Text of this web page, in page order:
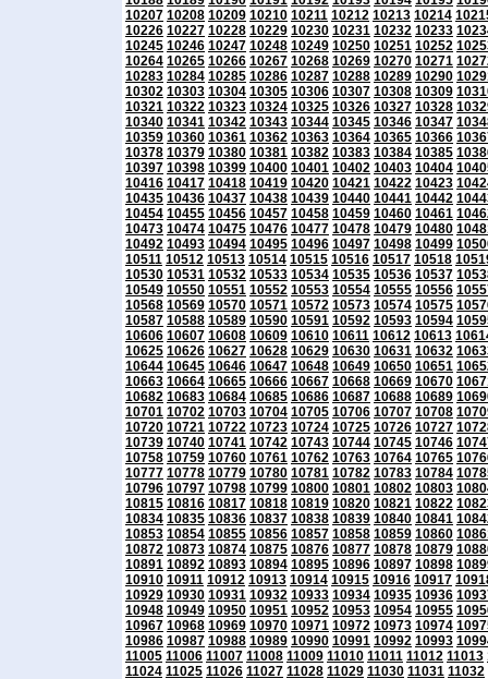
10207 10208 10209 10210 10211 10212 10213 10214
10226 10227 10228 10229 10230 10231 10232 10233
10245 10246 10247 10248 10249 10250 10251 10252
10264 10265 10266 10267 10268 10269 10270 10271
10283 10284 10285 10286 10287 10288 10289 10290
10302 10303 10304 10305 10306 10307 10308 10309
10321 10322 10323 10324 10325 10326 10327 10328
10340 10341 10342 10343 10344 10345 10346 10347
10359 10360 10361 10362 10363 10364 10365 10366
10378 10379 10380 10381 10382 10383 10384 10385
10397 10398 10399 10400 10401 10402 10403 10404
10416 10417 10418 10419 10420 10421 10422 10423
10435 10436 10437 10438 10439 10440 10441 10442
10454 10455 10456 10457 10458 10459 10460 10461
10473 10474 10475 10476 10477 10478 10479 10480
10492 10493 10494 10495 10496 10497 10498 10499
10511 10512 10513 10514 10515 10516 10517 10518
10530 10531 10532 10533 10534 10535 10536 10537
10549 10550 10551 10552 10553 10554 10555 10556
10568 10569 10570 10571 10572 10573 10574 10575
10587 10588 10589 10590 10591 10592 10593 10594
10606 10607 10608 10609 10610 10611 10612 10613
10625 10626 10627 10628 10629 10630 10631 10632
10644 10645 10646 10647 10648 10649 10650 10651
10663 10664 10665 10666 10667 10668 10669 10670
10682 10683 10684 10685 10686 10687 10688 10689
10701 10702 10703 10704 10705 10706 10707 10708
10720 10721 10722 10723 10724 10725 10726 10727
10739 10740 10741 10742 10743 10744 10745 10746
10758 10759 10760 10761 10762 10763 10764 10765
10777 10778 10779 10780 10781 10782 10783 10784
10796 10797 10798 10799 10800 10801 10802 10803
10815 10816 10817 10818 10819 10820 10821 10822
10834 10835 10836 10837 10838 10839 10840 10841
10853 10854 10855 10856 10857 10858 10859 10860
10872 10873 10874 10875 10876 10877 10878 10879
10891 10892 10893 10894 10895 10896 10897 10898
10910 10911 10912 10913 10914 10915 10916 10917
10929 10930 10931 10932 10933 10934 10935 10936
10948 10949 10950 10951 10952 10953 10954 10955
10967 10968 10969 10970 10971 10972 10973 10974
10986 10987 10988 10989 10990 10991 10992 10993
11005 11006 11007 11008 11009 11010 11011 11012 11013
11024 11025 11026 11027 11028 11029 11030 11031 11032